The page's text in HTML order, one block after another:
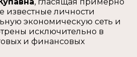
известные личности
экономическую сеть и
исключительно в
и финансовых